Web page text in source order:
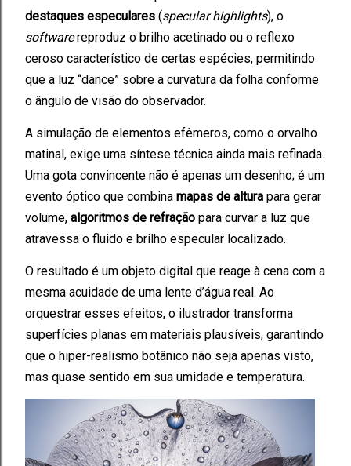
destaques especulares (specular highlights), o
softwarereproduz o brilho acetinado ou o reflexo
ceroso característico de certas espécies, permitindo
que a luz “dance” sobre a curvatura da folha conforme
o ângulo de visão do observador.
A simulação de elementos efêmeros, como o orvalho
matinal, exige uma síntese técnica ainda mais refinada.
Uma gota convincente não é apenas um desenho; é um
evento óptico que combina mapas de altura para gerar
volume, algoritmos de refração para curvar a luz que
atravessa o fluido e brilho especular localizado.
O resultado é um objeto digital que reage à cena com a
mesma acuidade de uma lente d’água real. Ao
orquestrar esses efeitos, o ilustrador transforma
superfícies planas em materiais plausíveis, garantindo
que o hiper-realismo botânico não seja apenas visto,
mas quase sentido em sua umidade e temperatura.